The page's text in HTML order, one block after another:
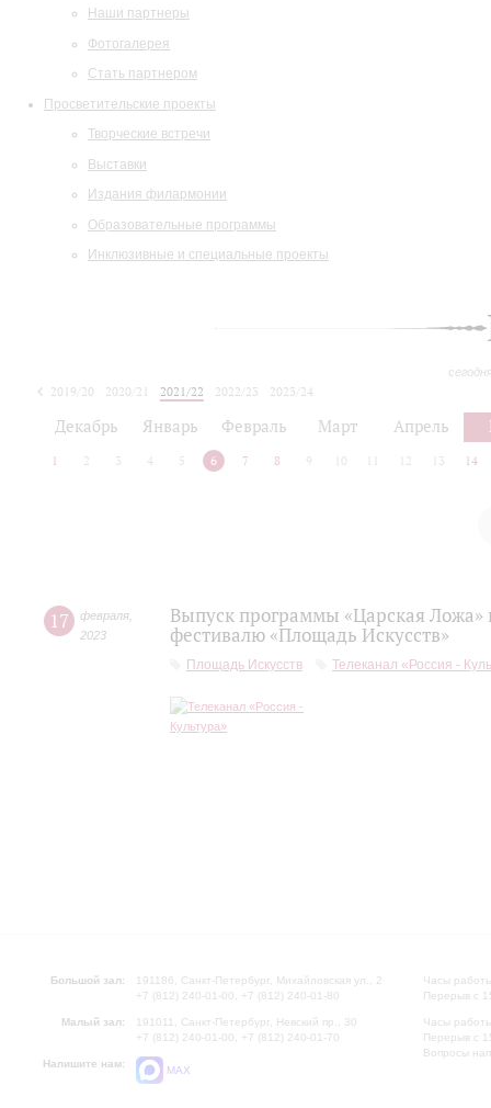
Наши партнеры
Фотогалерея
Стать партнером
Просветительские проекты
Творческие встречи
Выставки
Издания филармонии
Образовательные программы
Инклюзивные и специальные проекты
2019/20 2020/21 2021/22 2022/23
2023/24
Декабрь Январь Февраль Март Апрель
1 2 3 4 5 6 7 8 9 10 12 13 14
17 февраля
2023
Выпуск программы «Царская
фестивалю «Площадь Искусств»
Площадь Искусств Телеканал «Россия -
Большой зал:
191186, Санкт-Петербург, Михайловская ул., 2
+7 (812) 240-01-00, +7 (812) 240-01-80
Малый зал:
191011, Санкт-Петербург, Невский пр., 30
+7 (812) 240-01-00, +7 (812) 240-01-70
Напишите нам:
MAX
Часы
Перерыв с
Часы
Перерыв с
Вопросы